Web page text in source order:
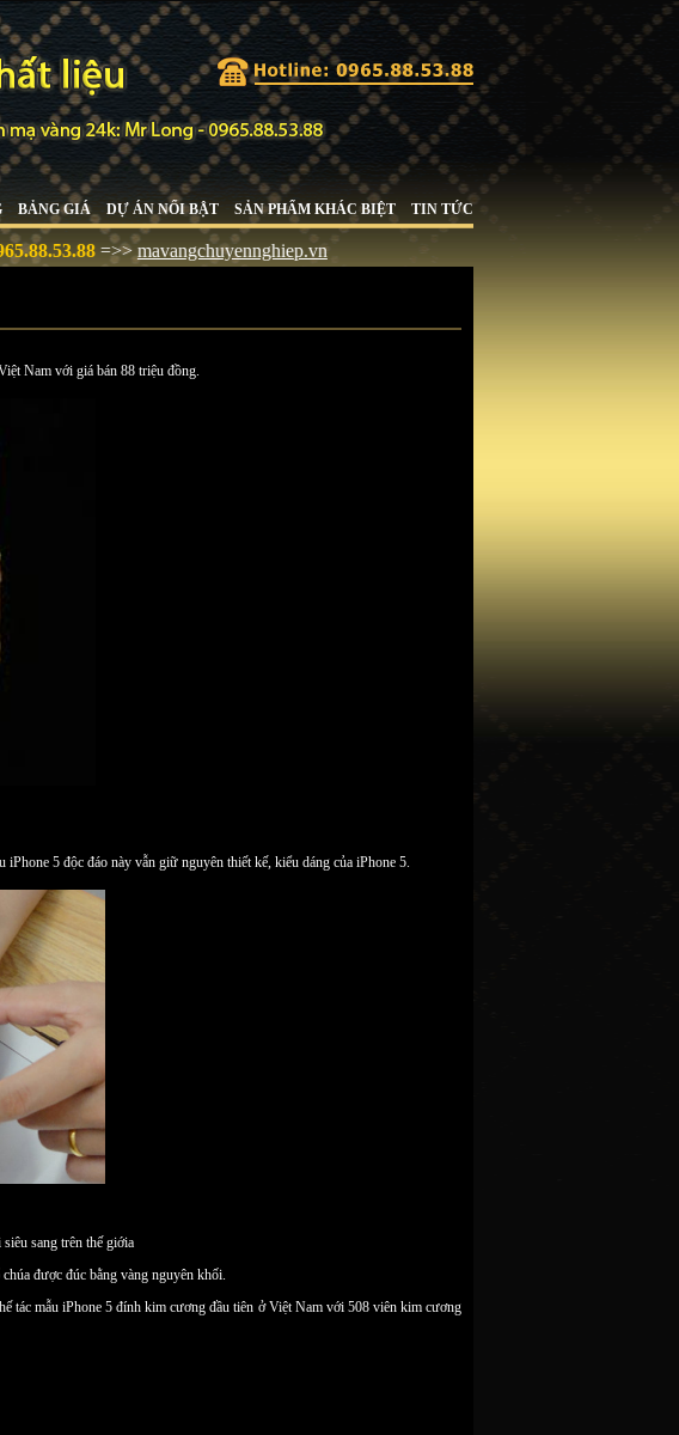
BẢNG GIÁ DỰ ÁN NỔI BẬT SẢN PHẨM KHÁC BIỆT TIN TỨC
=>>mavangchuyennghiep.vn
Nam với giá bán 88 triệu đồng.
5 độc đáo này vẫn giữ nguyên thiết kế, kiểu dáng của iPhone 5.
sang trên thế giớia
được đúc bằng vàng nguyên khối.
tác mẫu iPhone 5 đính kim cương đầu tiên ở Việt Nam với 508 viên kim cương